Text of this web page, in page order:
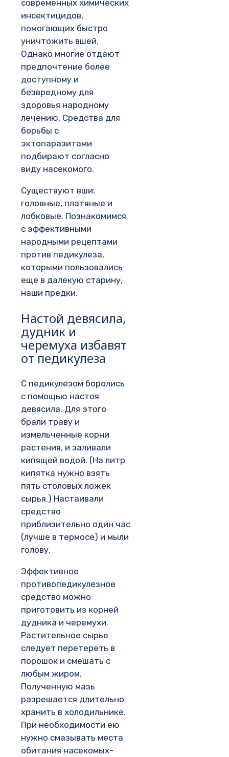
современных химических
инсектицидов,
помогающих быстро
уничтожить вшей.
Однако многие отдают
предпочтение более
доступному и
безвредному для
здоровья народному
лечению. Средства для
борьбы с
эктопаразитами
подбирают согласно
виду насекомого.
Существуют вши:
головные, платяные и
лобковые. Познакомимся
с эффективными
народными рецептами
против педикулеза,
которыми пользовались
еще в далекую старину,
наши предки.
Настой девясила,
дудник и
черемуха избавят
от педикулеза
С педикулезом боролись
с помощью настоя
девясила. Для этого
брали траву и
измельченные корни
растения, и заливали
кипящей водой. (На литр
кипятка нужно взять
пять столовых ложек
сырья.) Настаивали
средство
приблизительно один час
(лучше в термосе) и мыли
голову.
Эффективное
противопедикулезное
средство можно
приготовить из корней
дудника и черемухи.
Растительное сырье
следует перетереть в
порошок и смешать с
любым жиром.
Полученную мазь
разрешается длительно
хранить в холодильнике.
При необходимости ею
нужно смазывать места
обитания насекомых-